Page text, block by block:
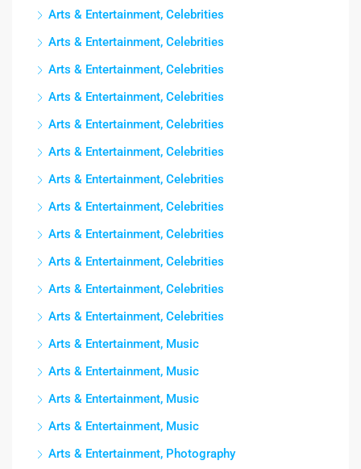
Arts & Entertainment, Celebrities
Arts & Entertainment, Celebrities
Arts & Entertainment, Celebrities
Arts & Entertainment, Celebrities
Arts & Entertainment, Celebrities
Arts & Entertainment, Celebrities
Arts & Entertainment, Celebrities
Arts & Entertainment, Celebrities
Arts & Entertainment, Celebrities
Arts & Entertainment, Celebrities
Arts & Entertainment, Celebrities
Arts & Entertainment, Celebrities
Arts & Entertainment, Music
Arts & Entertainment, Music
Arts & Entertainment, Music
Arts & Entertainment, Music
Arts & Entertainment, Photography